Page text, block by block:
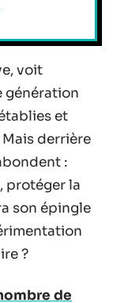
voit
génération
et
derrière
:
protéger la
son épingle
?
de